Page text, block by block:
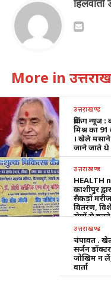
More in
उत्तराखण्ड
ब्रेकिंग न्यूज
मिश्र का
। खेले मसाने
जाने जाते थे
उत्तराखण्ड
HEALTH
काशीपुर
सैकड़ों
वितरण,
रोगों से
उत्तराखण्ड
चंपावत .
सर्जन
जोखिम न
वार्ता